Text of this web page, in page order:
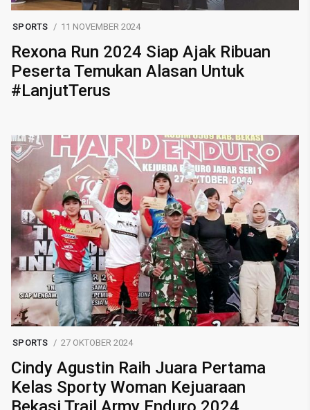
SPORTS 11 NOVEMBER 2024
Rexona Run 2024 Siap Ajak Ribuan
Peserta Temukan Alasan Untuk
#LanjutTerus
SPORTS 27 OKTOBER 2024
Cindy Agustin Raih Juara Pertama
Kelas Sporty Woman Kejuaraan